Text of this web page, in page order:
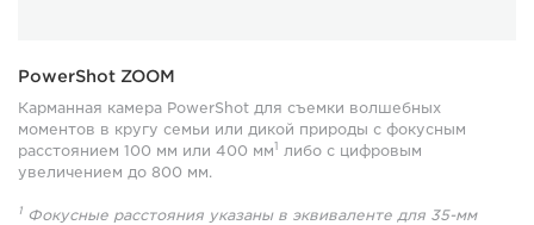
PowerShot ZOOM
Карманная камера PowerShot для съемки волшебных
моментов в кругу семьи или дикой природы с фокусным
расстоянием 100 мм или 400 мм1 либо с цифровым
увеличением до 800 мм.
1 Фокусные расстояния указаны в эквиваленте для 35-мм